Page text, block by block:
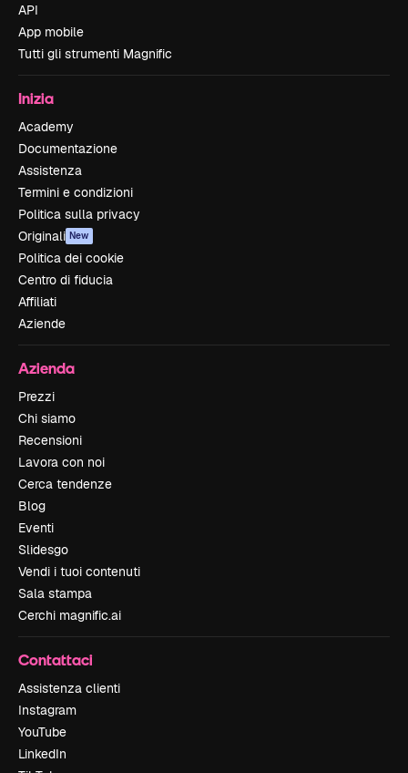
API
App mobile
Tutti gli strumenti Magnific
Inizia
Academy
Documentazione
Assistenza
Termini e condizioni
Politica sulla privacy
Originali New
Politica dei cookie
Centro di fiducia
Affiliati
Aziende
Azienda
Prezzi
Chi siamo
Recensioni
Lavora con noi
Cerca tendenze
Blog
Eventi
Slidesgo
Vendi i tuoi contenuti
Sala stampa
Cerchi magnific.ai
Contattaci
Assistenza clienti
Instagram
YouTube
LinkedIn